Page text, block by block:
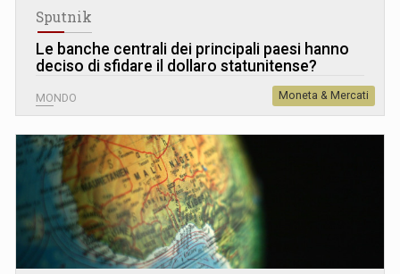
Sputnik
Le banche centrali dei principali paesi hanno
deciso di sfidare il dollaro statunitense?
MONDO Moneta & Mercati